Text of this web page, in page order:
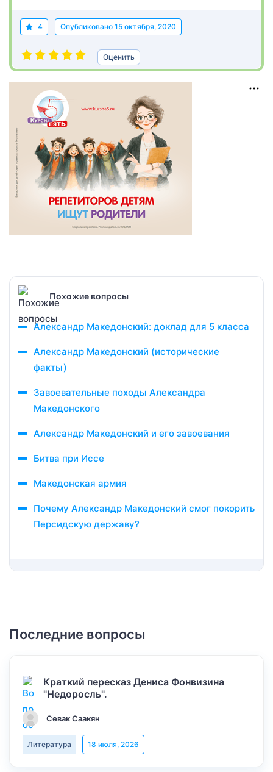
4 Опубликовано 15 октября, 2020
Оценить
Похожие вопросы
Александр Македонский: доклад для 5 класса
Александр Македонский (исторические
факты)
Завоевательные походы Александра
Македонского
Александр Македонский и его завоевания
Битва при Иссе
Македонская армия
Почему Александр Македонский смог покорить
Персидскую державу?
Последние вопросы
Краткий пересказ Дениса Фонвизина
"Недоросль".
Севак Саакян
Литература 18 июля, 2026